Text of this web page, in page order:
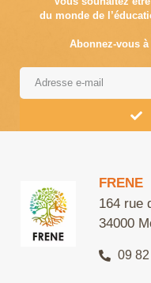
du monde de
Abonnez-vous
FRENE
164 rue
34000
09